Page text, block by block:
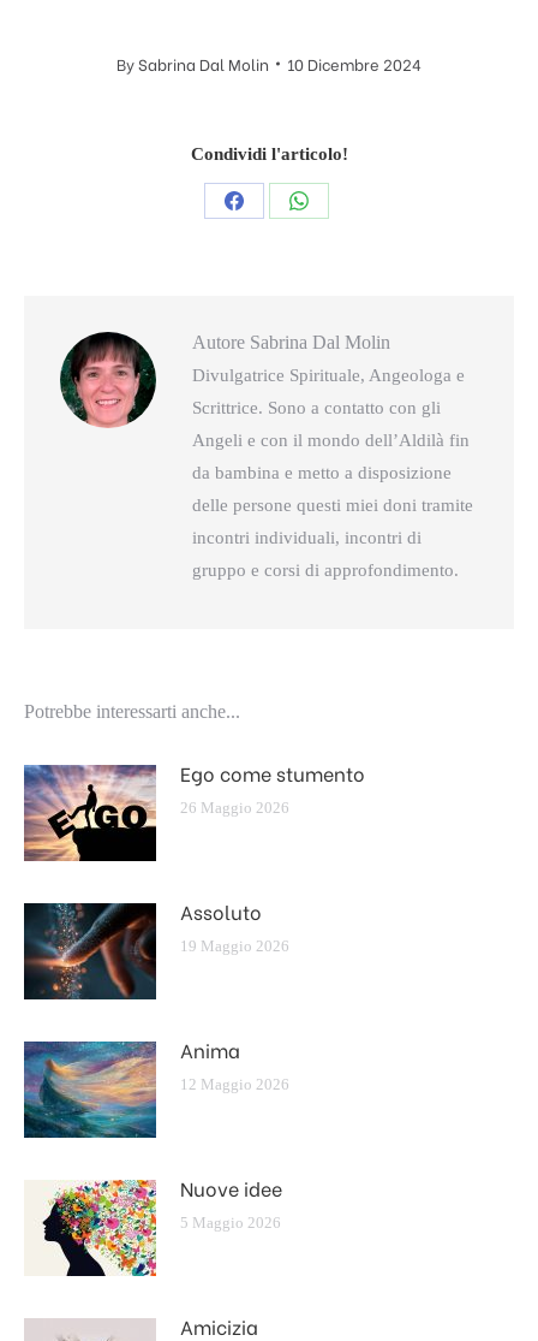
BySabrina Dal Molin 10 Dicembre 2024
Condividi l'articolo!
CondividiCondividi
Autore Sabrina Dal Molin
Divulgatrice Spirituale, Angeologa e
Scrittrice. Sono a contatto con gli
Angeli e con il mondo dell’Aldilà fin
da bambina e metto a disposizione
delle persone questi miei doni tramite
incontri individuali, incontri di
gruppo e corsi di approfondimento.
Potrebbe interessarti anche...
Ego come stumento
26 Maggio 2026
Assoluto
19 Maggio 2026
Anima
12 Maggio 2026
Nuove idee
5 Maggio 2026
Amicizia